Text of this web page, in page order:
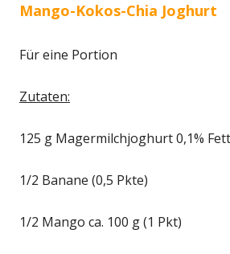
Mango-Kokos-Chia Joghurt
Für eine Portion
Zutaten:
125 g Magermilchjoghurt 0,1%
1/2 Banane (0,5 Pkte)
1/2 Mango ca. 100 g (1 Pkt)